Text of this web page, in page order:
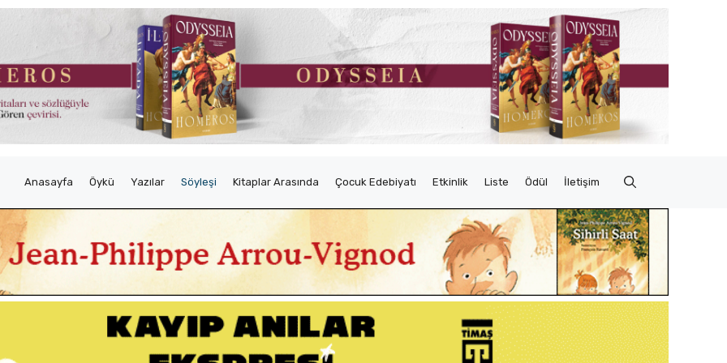
Anasayfa Öykü Yazılar Söyleşi Kitaplar Arasında Çocuk Edebiyatı Etkinlik Liste Ödül İletişim